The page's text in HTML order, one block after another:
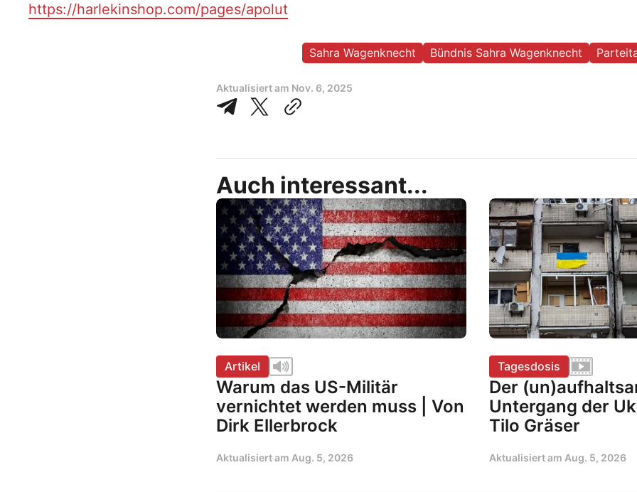
https://harlekinshop.com/pages/apolut
Sahra Wagenknecht Bündnis Sahra Wagenknecht
Aktualisiert am Nov. 6, 2025
Auch interessant...
Artikel
Warum das US-Militär
vernichtet werden muss | Von
Dirk Ellerbrock
Aktualisiert am Aug. 5, 2026
Tagesdosis
Der
Untergang der
Tilo Gräser
Aktualisiert am Aug. 5, 2026